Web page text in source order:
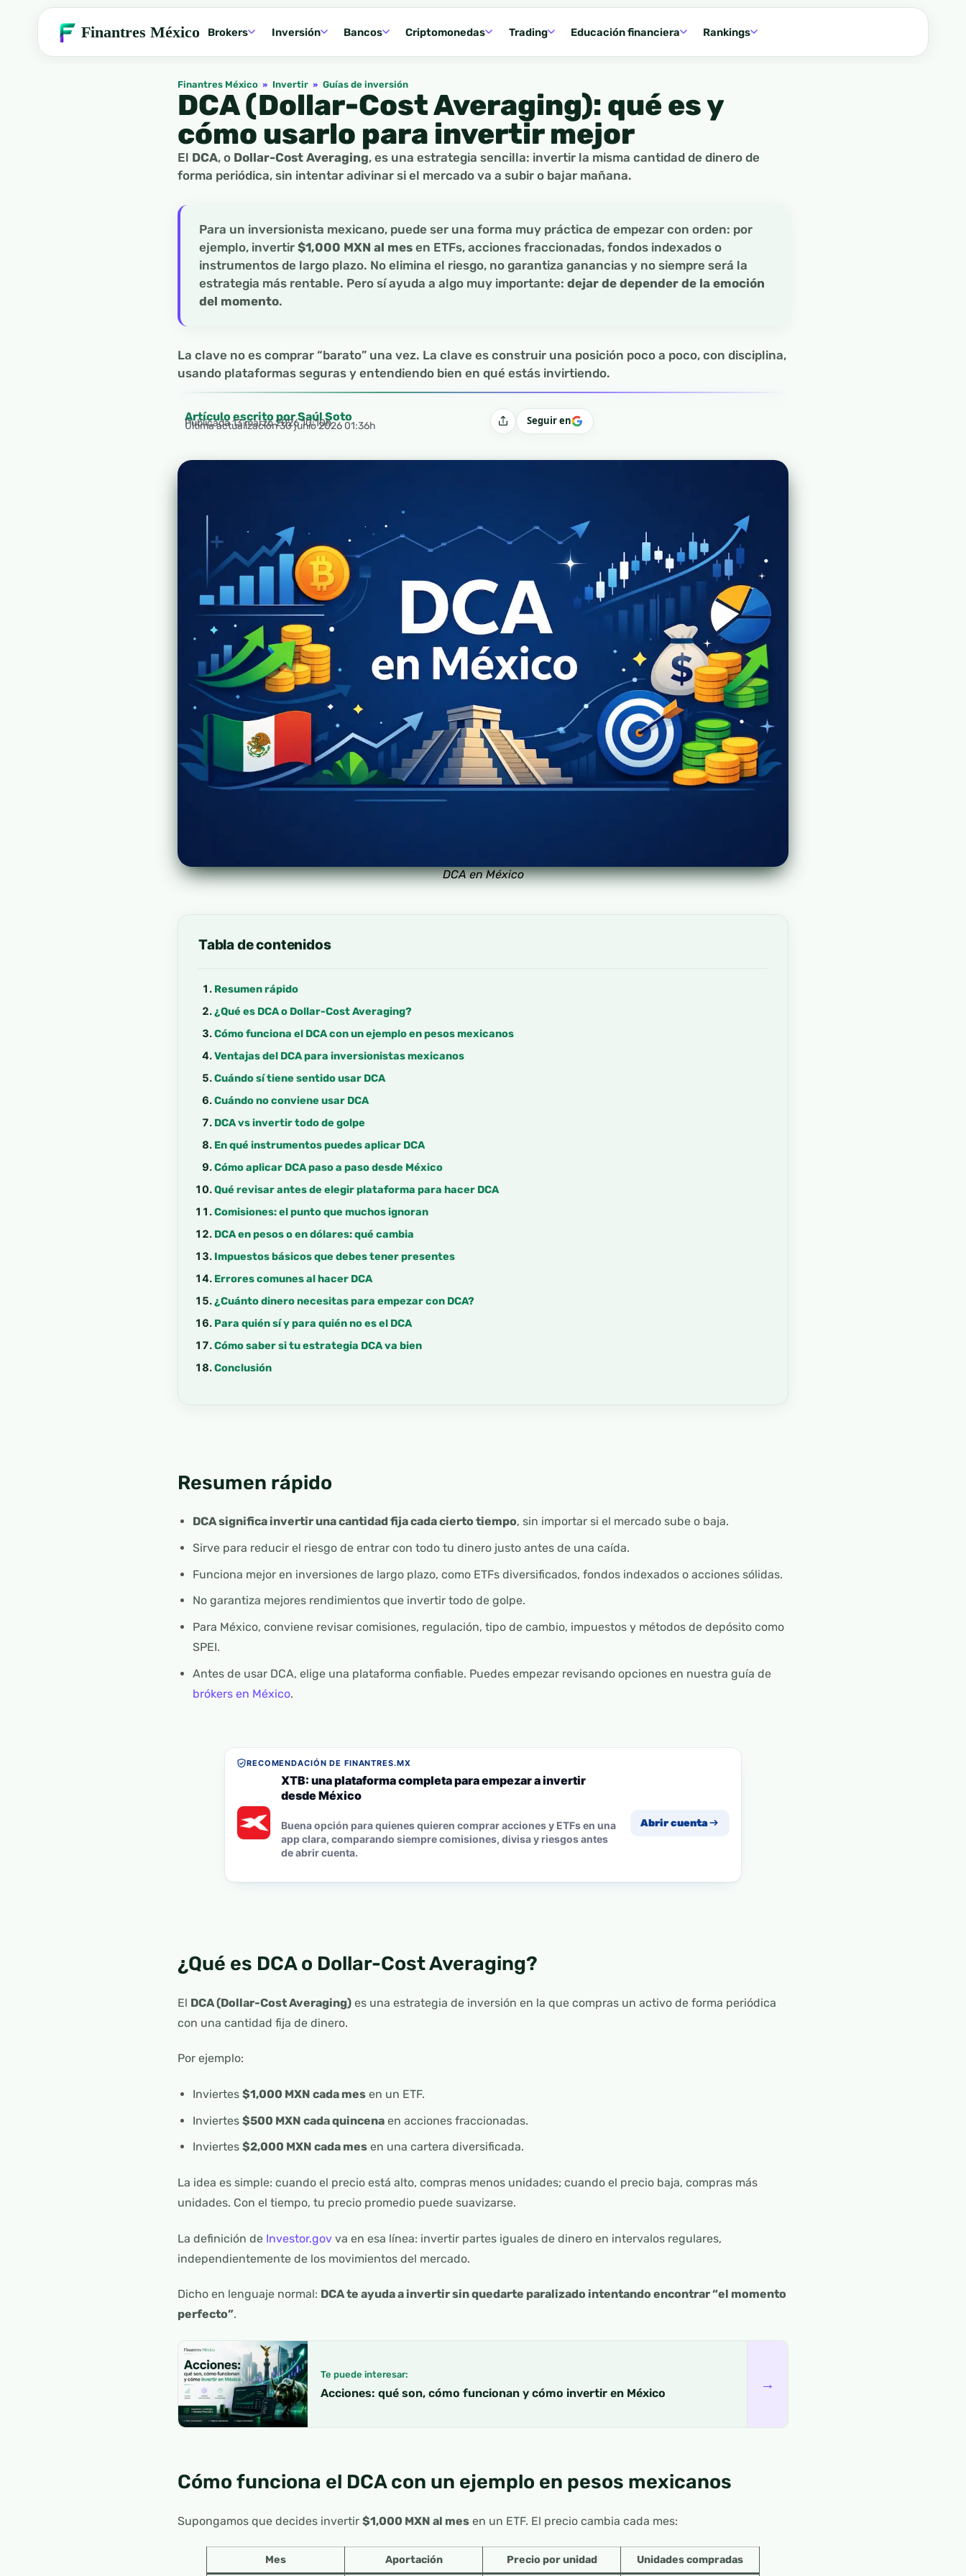
Finantres México Brokers Inversión Bancos Criptomonedas Trading Educación financiera Rankings
Finantres México » Invertir » Guías de inversión
DCA (Dollar-Cost Averaging): qué es y
cómo usarlo para invertir mejor
El DCA, o Dollar-Cost Averaging, es una estrategia sencilla: invertir la misma cantidad de dinero de
forma periódica, sin intentar adivinar si el mercado va a subir o bajar mañana.
Para un inversionista mexicano, puede ser una forma muy práctica de empezar con orden: por
ejemplo, invertir $1,000 MXN al mes en ETFs, acciones fraccionadas, fondos indexados o
instrumentos de largo plazo. No elimina el riesgo, no garantiza ganancias y no siempre será la
estrategia más rentable. Pero sí ayuda a algo muy importante: dejar de depender de la emoción
del momento.
La clave no es comprar “barato” una vez. La clave es construir una posición poco a poco, con disciplina,
usando plataformas seguras y entendiendo bien en qué estás invirtiendo.
Artículo escrito por Saúl Soto
Publicada13 marzo 2026 10:10h
Última actualización 30 junio 2026 01:36h CompartirSeguir en
DCA en México
Tabla de contenidos
Resumen rápido
¿Qué es DCA o Dollar-Cost Averaging?
Cómo funciona el DCA con un ejemplo en pesos mexicanos
Ventajas del DCA para inversionistas mexicanos
Cuándo sí tiene sentido usar DCA
Cuándo no conviene usar DCA
DCA vs invertir todo de golpe
En qué instrumentos puedes aplicar DCA
Cómo aplicar DCA paso a paso desde México
Qué revisar antes de elegir plataforma para hacer DCA
Comisiones: el punto que muchos ignoran
DCA en pesos o en dólares: qué cambia
Impuestos básicos que debes tener presentes
Errores comunes al hacer DCA
¿Cuánto dinero necesitas para empezar con DCA?
Para quién sí y para quién no es el DCA
Cómo saber si tu estrategia DCA va bien
Conclusión
Resumen rápido
DCA significa invertir una cantidad fija cada cierto tiempo, sin importar si el mercado sube o baja.
Sirve para reducir el riesgo de entrar con todo tu dinero justo antes de una caída.
Funciona mejor en inversiones de largo plazo, como ETFs diversificados, fondos indexados o acciones sólidas.
No garantiza mejores rendimientos que invertir todo de golpe.
Para México, conviene revisar comisiones, regulación, tipo de cambio, impuestos y métodos de depósito como
SPEI.
Antes de usar DCA, elige una plataforma confiable. Puedes empezar revisando opciones en nuestra guía de
brókers en México.
RECOMENDACIÓN DE FINANTRES.MX
XTB: una plataforma completa para empezar a invertir
desde México
Buena opción para quienes quieren comprar acciones y ETFs en una
app clara, comparando siempre comisiones, divisa y riesgos antes
de abrir cuenta.
Abrir cuenta
¿Qué es DCA o Dollar-Cost Averaging?
El DCA (Dollar-Cost Averaging) es una estrategia de inversión en la que compras un activo de forma periódica
con una cantidad fija de dinero.
Por ejemplo:
Inviertes $1,000 MXN cada mesen un ETF.
Inviertes $500 MXN cada quincenaen acciones fraccionadas.
Inviertes $2,000 MXN cada mesen una cartera diversificada.
La idea es simple: cuando el precio está alto, compras menos unidades; cuando el precio baja, compras más
unidades. Con el tiempo, tu precio promedio puede suavizarse.
La definición de Investor.gov va en esa línea: invertir partes iguales de dinero en intervalos regulares,
independientemente de los movimientos del mercado.
Dicho en lenguaje normal: DCA te ayuda a invertir sin quedarte paralizado intentando encontrar “el momento
perfecto”.
Te puede interesar:
Acciones: qué son, cómo funcionan y cómo invertir en México
→
Cómo funciona el DCA con un ejemplo en pesos mexicanos
Supongamos que decides invertir $1,000 MXN al mes en un ETF. El precio cambia cada mes:
Mes Aportación Precio por unidad Unidades compradas